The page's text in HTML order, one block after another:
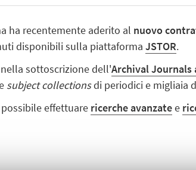
ha recentemente aderito al nuovo
disponibili sulla piattaformaJSTOR.
sottoscrizione dell'Archival Journals
subject collectionsdi periodici e migliaia
effettuare ricerche avanzatee